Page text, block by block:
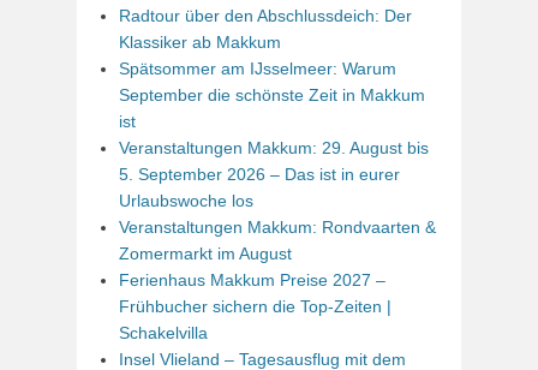
Radtour über den Abschlussdeich: Der
Klassiker ab Makkum
Spätsommer am IJsselmeer: Warum
September die schönste Zeit in Makkum
ist
Veranstaltungen Makkum: 29. August bis
5. September 2026 – Das ist in eurer
Urlaubswoche los
Veranstaltungen Makkum: Rondvaarten &
Zomermarkt im August
Ferienhaus Makkum Preise 2027 –
Frühbucher sichern die Top-Zeiten |
Schakelvilla
Insel Vlieland – Tagesausflug mit dem